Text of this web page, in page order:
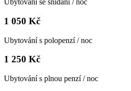
Ubytování se snídaní / noc
1 050 Kč
Ubytování s polopenzí / noc
1 250 Kč
Ubytování s plnou penzí / noc